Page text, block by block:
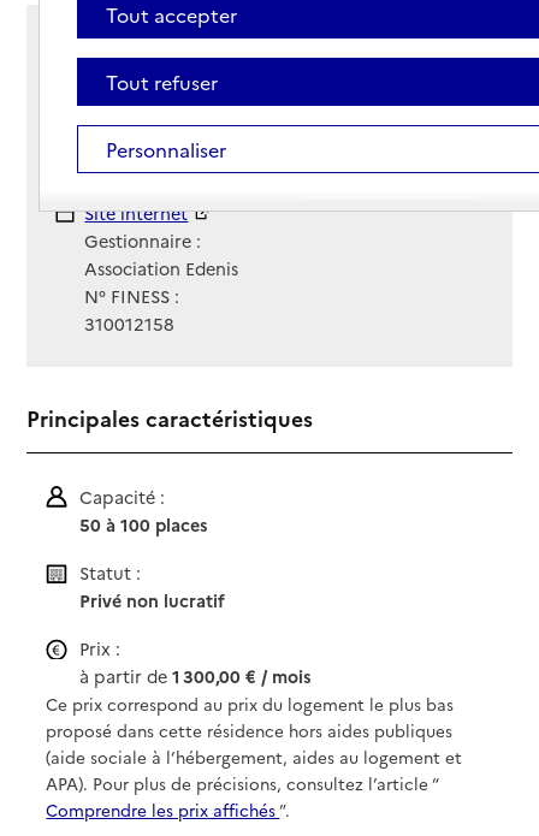
31000 - Toulouse
Voir itinéraire
Téléphone :
05 67 63 19 53
Site Internet
Site internet
Gestionnaire :
Association Edenis
N° FINESS :
310012158
Principales caractéristiques
Capacité :
50 à 100 places
Statut :
Privé non lucratif
Prix :
à partir de1 300,00 € / mois
Ce prix correspond au prix du logement le plus bas
proposé dans cette résidence hors aides publiques
(aide sociale à l’hébergement, aides au logement et
APA). Pour plus de précisions, consultez l’article “
Comprendre les prix affichés”.
Tout accepter
Tout refuser
Personnaliser